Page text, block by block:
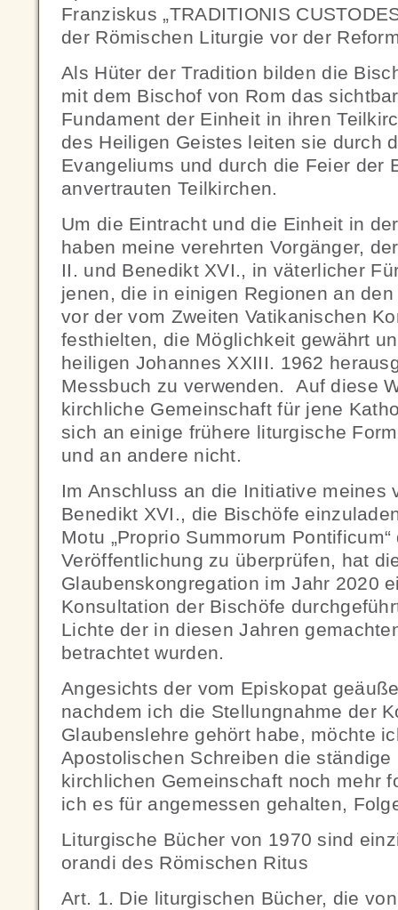
Franziskus „TRADITIONIS
der Römischen Liturgie vor der
Als Hüter der Tradition bilden die
mit dem Bischof von Rom das
Fundament der Einheit in ihren
des Heiligen Geistes leiten sie durch
Evangeliums und durch die Feier der
anvertrauten Teilkirchen.
Um die Eintracht und die Einheit in
haben meine verehrten Vorgänger,
II. und Benedikt XVI., in väterlicher
jenen, die in einigen Regionen an
vor der vom Zweiten Vatikanischen
festhielten, die Möglichkeit gewährt
heiligen Johannes XXIII. 1962
Messbuch zu verwenden. Auf diese
kirchliche Gemeinschaft für jene
sich an einige frühere liturgische
und an andere nicht.
Im Anschluss an die Initiative meines
Benedikt XVI., die Bischöfe
Motu „Proprio Summorum
Veröffentlichung zu überprüfen, hat
Glaubenskongregation im Jahr 2020
Konsultation der Bischöfe
Lichte der in diesen Jahren
betrachtet wurden.
Angesichts der vom Episkopat
nachdem ich die Stellungnahme der
Glaubenslehre gehört habe, möchte
Apostolischen Schreiben die ständige
kirchlichen Gemeinschaft noch mehr
ich es für angemessen gehalten,
Liturgische Bücher von 1970 sind
orandi des Römischen Ritus
Art. 1. Die liturgischen Bücher, die